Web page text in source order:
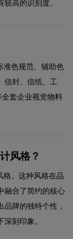
高的识别度。
准色规范、辅助色
信封、信纸、工
全套企业视觉物料
风格？
格。这种风格在品
融合了简约的核心
牌的独特个性，
刻印象。